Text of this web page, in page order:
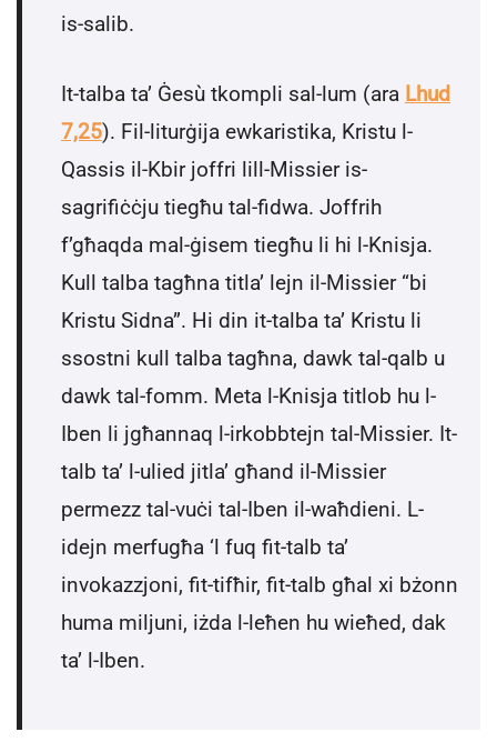
is-salib.
It-talba ta’ Ġesù tkompli sal-lum (ara Lhud
7,25). Fil-liturġija ewkaristika, Kristu l-
Qassis il-Kbir joffri lill-Missier is-
sagrifiċċju tiegħu tal-fidwa. Joffrih
f’għaqda mal-ġisem tiegħu li hi l-Knisja.
Kull talba tagħna titla’ lejn il-Missier “bi
Kristu Sidna”. Hi din it-talba ta’ Kristu li
ssostni kull talba tagħna, dawk tal-qalb u
dawk tal-fomm. Meta l-Knisja titlob hu l-
Iben li jgħannaq l-irkobbtejn tal-Missier. It-
talb ta’ l-ulied jitla’ għand il-Missier
permezz tal-vuċi tal-Iben il-waħdieni. L-
idejn merfugħa ‘l fuq fit-talb ta’
invokazzjoni, fit-tifħir, fit-talb għal xi bżonn
huma miljuni, iżda l-leħen hu wieħed, dak
ta’ l-Iben.